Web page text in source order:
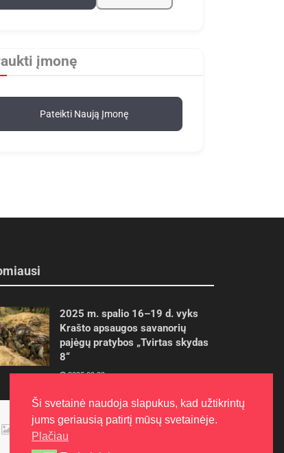
įmonę
Pateikti Naują Įmonę
2025 m. spalio 16–19 d. vyks
Krašto apsaugos savanorių
pajėgų pratybos „Tvirtas skydas
8“
2025-09-29
Panevėžietės tarptautinėje
programoje siekia aukso
2015-10-30
Ši svetainė naudoja slapukus, kad užtikrintų
jums geriausią patirtį mūsų svetainėje.
Plačiau